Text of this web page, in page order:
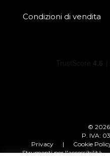
Condizioni di vendita
©
P. IVA:
Privacy
| Cookie
Strumenti per l'accessibilità